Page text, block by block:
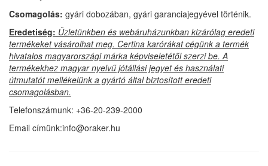
Csomagolás: gyári dobozában, gyári garanciajegyével történik.
Eredetiség: Üzletünkben és webáruházunkban kizárólag eredeti
termékeket vásárolhat meg. Certina karórákat cégünk a termék
hivatalos magyarországi márka képviseletétől szerzi be. A
termékekhez magyar nyelvű jótállási jegyet és használati
útmutatót mellékelünk a gyártó által biztosított eredeti
csomagolásban.
Telefonszámunk: +36-20-239-2000
Email címünk:info@oraker.hu